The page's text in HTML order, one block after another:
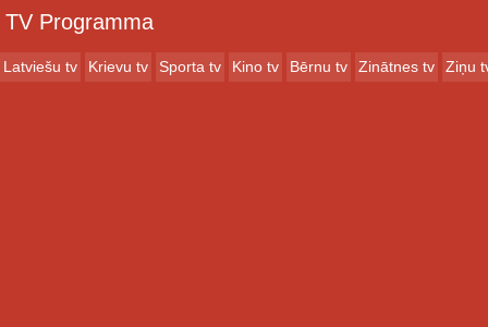
TV Programma
Latviešu tv Krievu tv Sporta tv Kino tv Bērnu tv Zinātnes tv Ziņu